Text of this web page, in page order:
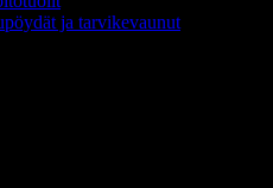
ja tarvikevaunut